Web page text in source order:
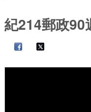
紀214郵政90